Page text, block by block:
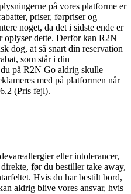
på vores platforme er
priser, førpriser og
noget, da det i sidste ende er
oplyser dette. Derfor kan R2N
dog, at så snart din reservation
som står i din
på R2N Go aldrig skulle
med på platformen når
(Pris fejl).
eller intolerancer,
før du bestiller take away,
Hvis du har bestilt bord,
aldrig blive vores ansvar, hvis